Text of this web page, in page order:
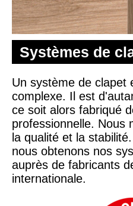
Systèmes de
Un système de clapet
complexe. Il est
ce soit alors fabriqué
professionnelle. Nous
la qualité et la
nous obtenons nos
auprès de fabricants
internationale.